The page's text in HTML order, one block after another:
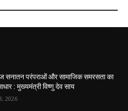
सनातन परंपराओं और सामाजिक समरसता का
: मुख्यमंत्री विष्णु देव साय
2026